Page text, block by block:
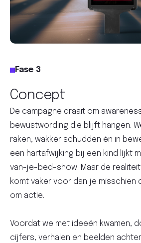
Fase 3
Concept
De campagne draait om
bewustwording die blijft hangen.
raken, wakker schudden én in
een hartafwijking bij een kind líjkt
van-je-bed-show. Maar de
komt vaker voor dan je misschien
om actie.
Voordat we met ideeën kwamen,
cijfers, verhalen en beelden